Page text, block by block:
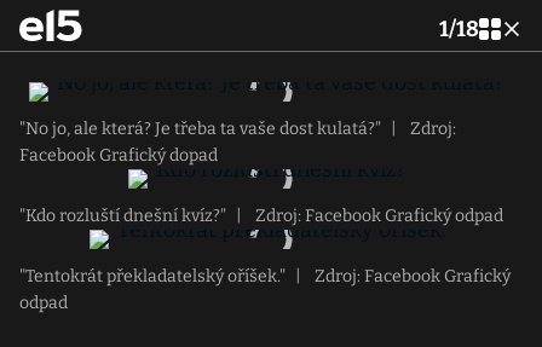
1/18
"No jo, ale která? Je třeba ta vaše dost kulatá?"
Zdroj:
Facebook Grafický dopad
"Kdo rozluští dnešní kvíz?" Zdroj: Facebook Grafický odpad
"Tentokrát překladatelský oříšek."
Zdroj: Facebook Grafický
odpad